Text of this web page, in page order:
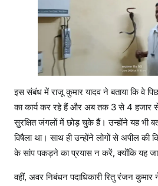
इस संबंध में राजू कुमार यादव ने बताया कि वे
का कार्य कर रहे हैं और अब तक 3 से 4 हजार
सुरक्षित जंगलों में छोड़ चुके हैं। उन्होंने यह भी
विषैला था। साथ ही उन्होंने लोगों से अपील की
के सांप पकड़ने का प्रयास न करें, क्योंकि यह
वहीं, अवर निबंधन पदाधिकारी रितु रंजन